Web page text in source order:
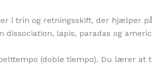
i trin og retningsskift, der hjælper
lapis, paradas og
(doble tiempo). Du lærer